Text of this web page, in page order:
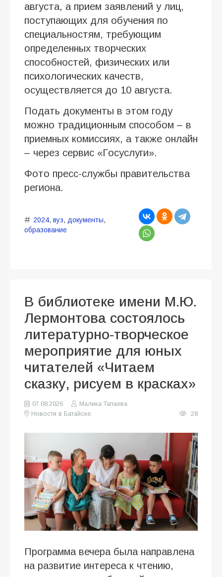
августа, а прием заявлений у лиц,
поступающих для обучения по
специальностям, требующим
определенных творческих
способностей, физических или
психологических качеств,
осуществляется до 10 августа.
Подать документы в этом году
можно традиционным способом – в
приемных комиссиях, а также онлайн
– через сервис «Госуслуги».
Фото пресс-службы правительства
региона.
2024, вуз, документы,
образование
В библиотеке имени М.Ю.
Лермонтова состоялось
литературно-творческое
мероприятие для юных
читателей «Читаем
сказку, рисуем в красках»
07.08.2026
Малика Тапаева
Новости в Батайске
28
Программа вечера была направлена
на развитие интереса к чтению,